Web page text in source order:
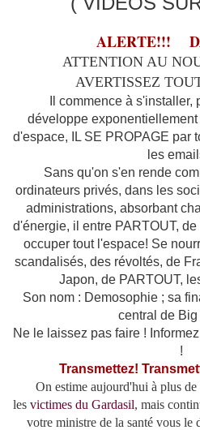
ALERTE!!!
ATTENTION AU
AVERTISSEZ
Il commence à
développe
d'espace, IL SE PROPAGE par
les
Sans qu'on s'en rende
ordinateurs privés, dans les
administrations, absorbant
d'énergie, il entre PARTOUT,
occuper tout l'espace! Se
scandalisés, des révoltés, de
Japon, de PARTOUT,
Son nom : Demosophie ; sa
central de Big
Ne le laissez pas faire !
!
Transmettez!
On estime aujourd'hui à plus de
les victimes du Gardasil, mais
votre ministre de la santé vous le